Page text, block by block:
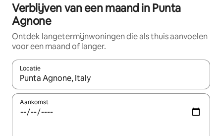
Verblijven van een maand in Punta
Agnone
Ontdek langetermijnwoningen die als thuis aanvoelen
voor een maand of langer.
Locatie
Wanneer er resultaten beschikbaar zijn, maak je een keuze
Aankomst